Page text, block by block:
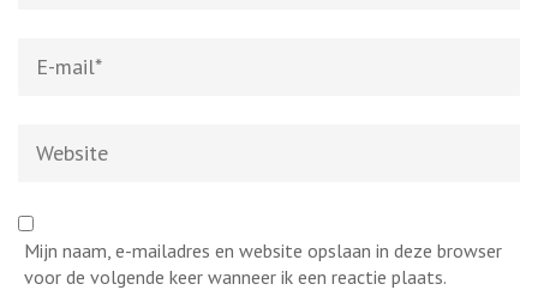
mail*
Mijn naam, e-mailadres en website opslaan in deze browser
voor de volgende keer wanneer ik een reactie plaats.